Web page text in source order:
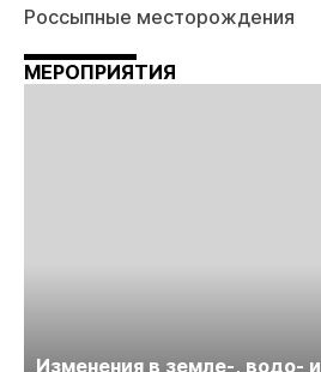
Россыпные месторождения
МЕРОПРИЯТИЯ
Изменения в земле-, водо- и